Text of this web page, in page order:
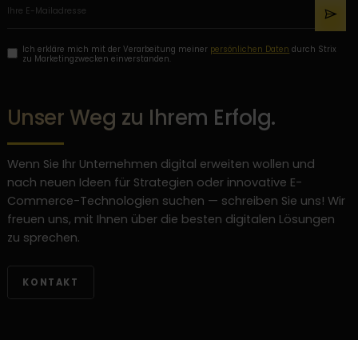
Ich erkläre mich mit der Verarbeitung meiner persönlichen Daten durch Strix
zu Marketingzwecken einverstanden.
Unser Weg zu Ihrem Erfolg.
Wenn Sie Ihr Unternehmen digital erweiten wollen und
nach neuen Ideen für Strategien oder innovative E-
Commerce-Technologien suchen — schreiben Sie uns! Wir
freuen uns, mit Ihnen über die besten digitalen Lösungen
zu sprechen.
KONTAKT